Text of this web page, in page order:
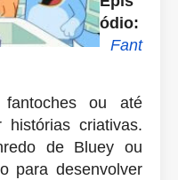
ódio:
Fant
ou até
histórias criativas.
de Bluey ou
para desenvolver